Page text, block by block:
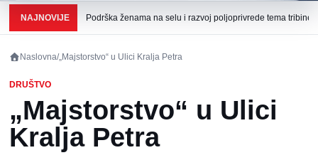
NAJNOVIJE Podrška ženama na selu i razvoj poljoprivrede tema tribine
Naslovna/„Majstorstvo“ u Ulici Kralja Petra
DRUŠTVO
„Majstorstvo“ u Ulici
Kralja Petra